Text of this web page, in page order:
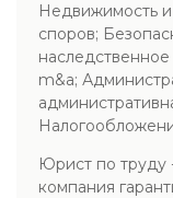
Недвижимость
споров;
m&a;
Юрист по
компания